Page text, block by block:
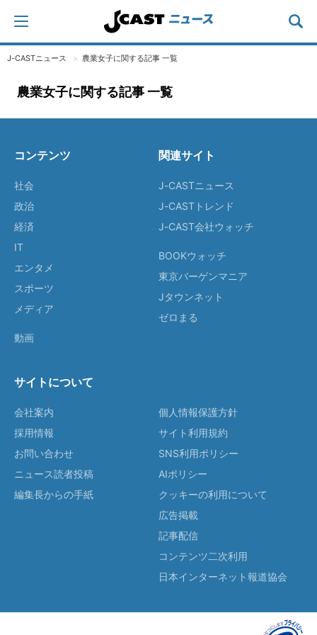
J-CASTニュース 農業女子に関する記事 一覧
農業女子に関する記事 一覧
コンテンツ
社会
政治
経済
IT
エンタメ
スポーツ
メディア
動画
関連サイト
J-CASTニュース
J-CASTトレンド
J-CAST会社ウォッチ
BOOKウォッチ
東京バーゲンマニア
Jタウンネット
ゼロまる
サイトについて
会社案内
採用情報
お問い合わせ
ニュース読者投稿
編集長からの手紙
個人情報保護方針
サイト利用規約
SNS利用ポリシー
AIポリシー
クッキーの利用について
広告掲載
記事配信
コンテンツ二次利用
日本インターネット報道協会